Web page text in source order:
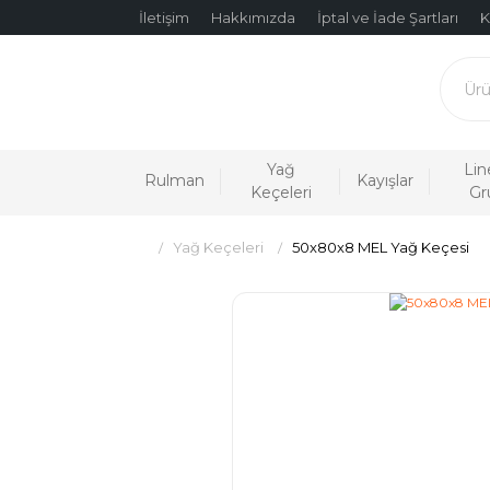
İletişim Hakkımızda İptal ve İade Şartları
Rulman
Yağ
Keçeleri
Kayışlar
Yağ Keçeleri 50x80x8 MEL Yağ Keçesi